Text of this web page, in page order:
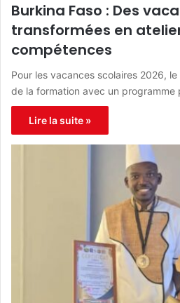
Burkina Faso : Des
transformées en
compétences
Pour les vacances scolaires 2026,
de la formation avec un programme
Lire la suite »